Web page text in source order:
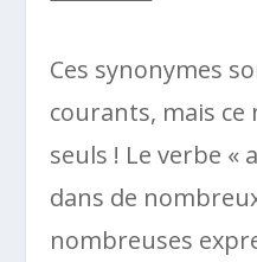
Ces synonymes
courants, mais ce
seuls ! Le verbe «
dans de
nombreuses